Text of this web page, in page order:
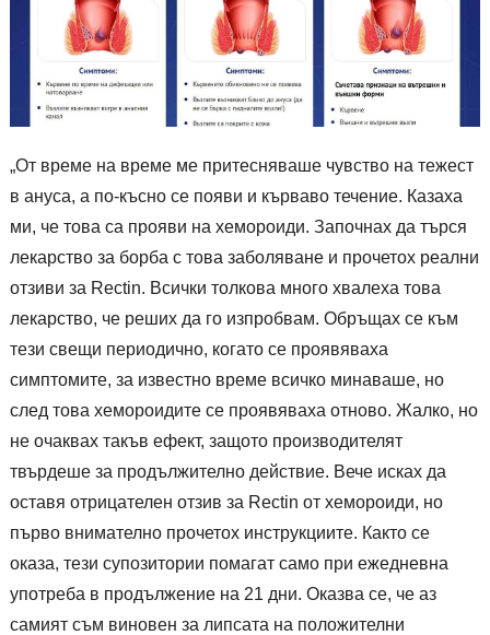
„От време на време ме притесняваше чувство на тежест
в ануса, а по-късно се появи и кърваво течение. Казаха
ми, че това са прояви на хемороиди. Започнах да търся
лекарство за борба с това заболяване и прочетох реални
отзиви за Rectin. Всички толкова много хвалеха това
лекарство, че реших да го изпробвам. Обръщах се към
тези свещи периодично, когато се проявяваха
симптомите, за известно време всичко минаваше, но
след това хемороидите се проявяваха отново. Жалко, но
не очаквах такъв ефект, защото производителят
твърдеше за продължително действие. Вече исках да
оставя отрицателен отзив за Rectin от хемороиди, но
първо внимателно прочетох инструкциите. Както се
оказа, тези супозитории помагат само при ежедневна
употреба в продължение на 21 дни. Оказва се, че аз
самият съм виновен за липсата на положителни